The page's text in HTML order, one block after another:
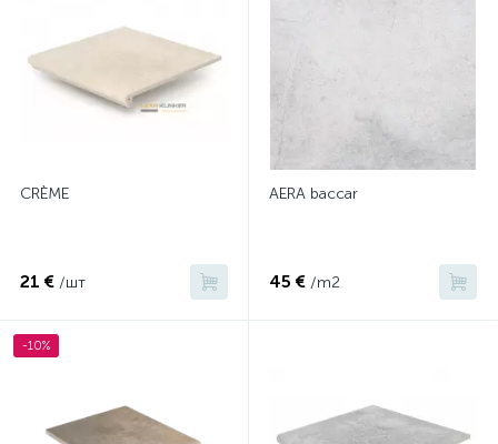
CRÈME
21 € /шт
AERA baccar
45 € /m2
-10%